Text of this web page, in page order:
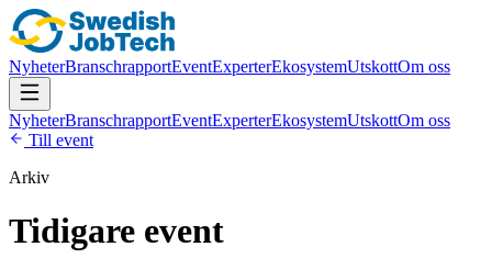
NyheterBranschrapportEventExperterEkosystemUtskottOm oss
NyheterBranschrapportEventExperterEkosystemUtskottOm oss
Till event
Arkiv
Tidigare event